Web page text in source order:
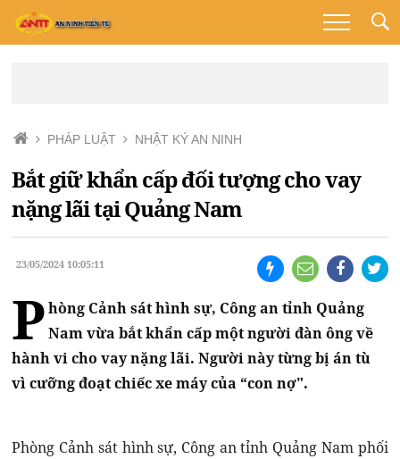
PHÁP LUẬT NHẬT KÝ AN NINH
Bắt giữ khẩn cấp đối tượng cho vay
nặng lãi tại Quảng Nam
23/05/2024 10:05:11
P hòng Cảnh sát hình sự, Công an tỉnh Quảng
Nam vừa bắt khẩn cấp một người đàn ông về
hành vi cho vay nặng lãi. Người này từng bị án tù
vì cưỡng đoạt chiếc xe máy của “con nợ".
Phòng Cảnh sát hình sự, Công an tỉnh Quảng Nam phối